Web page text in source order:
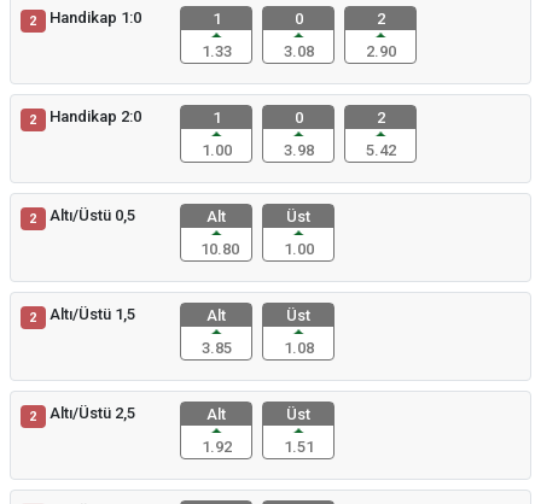
2 Handikap 1:0
1
1.33
0
3.08
2
2.90
2 Handikap 2:0
1
1.00
0
3.98
2
5.42
2 Altı/Üstü 0,5
Alt
10.80
Üst
1.00
2 Altı/Üstü 1,5
Alt
3.85
Üst
1.08
2 Altı/Üstü 2,5
Alt
1.92
Üst
1.51